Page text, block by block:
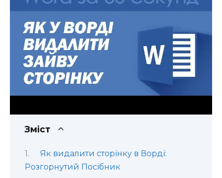
Зміст
Як видалити сторінку в Ворді:
Розгорнутий Посібник